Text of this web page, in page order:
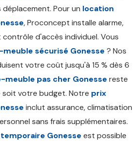
Pour un location
, Proconcept installe alarme,
d'accès individuel. Vous
meuble sécurisé Gonesse ? Nos
votre coût jusqu'à 15 % dès 6
meuble pas cher Gonesse reste
soit votre budget. Notre prix
inclut assurance, climatisation
sans frais supplémentaires.
Gonesse est possible